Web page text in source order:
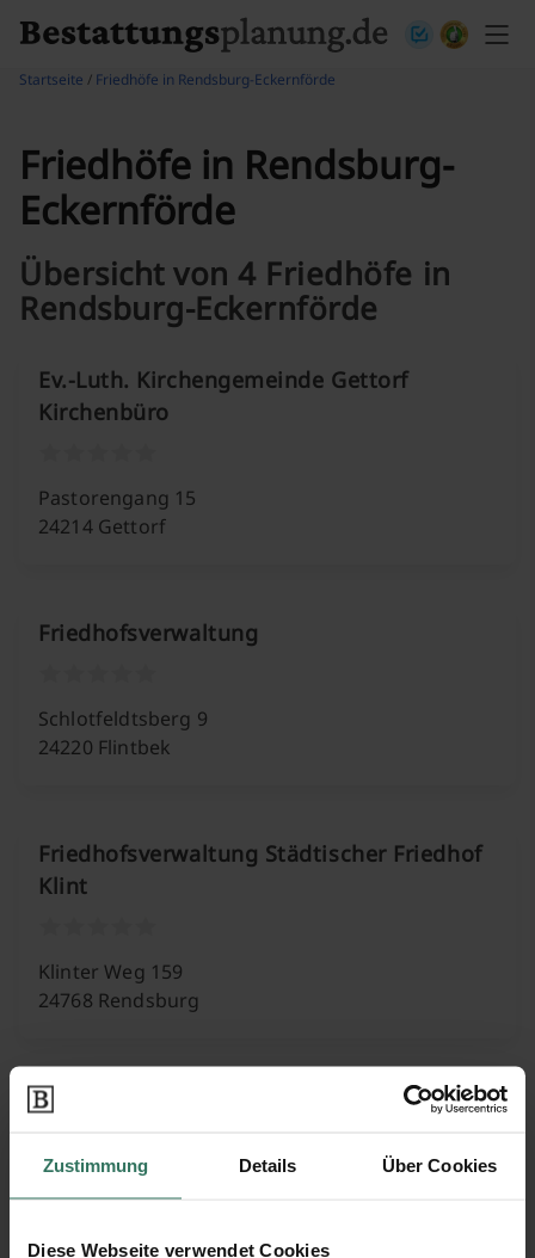
Zustimmung Details Über Cookies
Diese Webseite verwendet Cookies
Startseite / Friedhöfe in Rendsburg-Eckernförde
Friedhöfe in Rendsburg-
Eckernförde
Übersicht von 4 Friedhöfe in
Rendsburg-Eckernförde
Ev.-Luth. Kirchengemeinde Gettorf
Kirchenbüro
Pastorengang 15
24214 Gettorf
Friedhofsverwaltung
Schlotfeldtsberg 9
24220 Flintbek
Friedhofsverwaltung Städtischer Friedhof
Klint
Klinter Weg 159
24768 Rendsburg
Jevenstedt Kirchenbüro
Dorfstr. 27